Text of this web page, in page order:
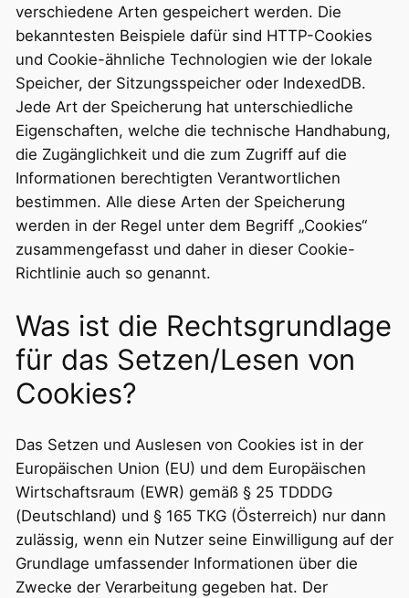
verschiedene Arten gespeichert werden. Die
bekanntesten Beispiele dafür sind HTTP-Cookies
und Cookie-ähnliche Technologien wie der lokale
Speicher, der Sitzungsspeicher oder IndexedDB.
Jede Art der Speicherung hat unterschiedliche
Eigenschaften, welche die technische Handhabung,
die Zugänglichkeit und die zum Zugriff auf die
Informationen berechtigten Verantwortlichen
bestimmen. Alle diese Arten der Speicherung
werden in der Regel unter dem Begriff „Cookies“
zusammengefasst und daher in dieser Cookie-
Richtlinie auch so genannt.
Was ist die Rechtsgrundlage
für das Setzen/Lesen von
Cookies?
Das Setzen und Auslesen von Cookies ist in der
Europäischen Union (EU) und dem Europäischen
Wirtschaftsraum (EWR) gemäß § 25 TDDDG
(Deutschland) und § 165 TKG (Österreich) nur dann
zulässig, wenn ein Nutzer seine Einwilligung auf der
Grundlage umfassender Informationen über die
Zwecke der Verarbeitung gegeben hat. Der